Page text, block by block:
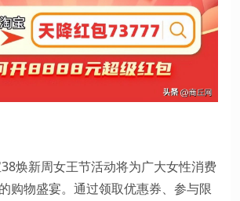
焕新周女王节活动将为广大女性消费
购物盛宴。通过领取优惠券、参与限